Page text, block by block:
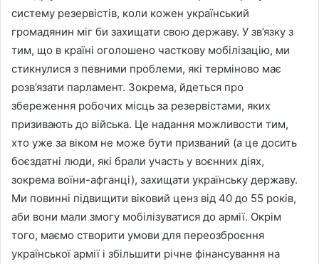
систему резервістів, коли кожен український
громадянин міг би захищати свою державу. У зв’язку з
тим, що в країні оголошено часткову мобілізацію, ми
стикнулися з певними проблеми, які терміново має
розв’язати парламент. Зокрема, йдеться про
збереження робочих місць за резервістами, яких
призивають до війська. Це надання можливости тим,
хто уже за віком не може бути призваний (а це досить
боєздатні люди, які брали участь у воєнних діях,
зокрема воїни-афганці), захищати українську державу.
Ми повинні підвищити віковий ценз від 40 до 55 років,
аби вони мали змогу мобілізуватися до армії. Окрім
того, маємо створити умови для переозброєння
української армії і збільшити річне фінансування на